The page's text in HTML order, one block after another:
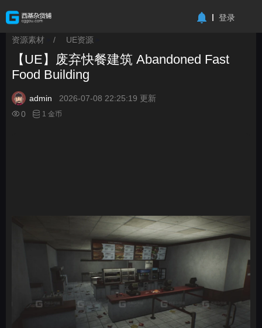
登录
资源素材 / UE资源
【UE】废弃快餐建筑 Abandoned Fast
Food Building
admin
2026-07-08 22:25:19 更新
0
1 金币